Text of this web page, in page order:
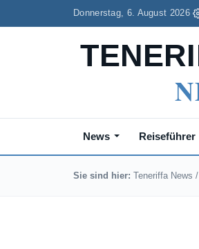
Donnerstag, 6. August 2026
News Reiseführer
Sie sind hier: Teneriffa News /